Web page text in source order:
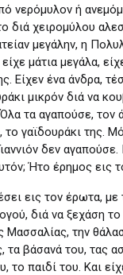
νερόμυλον ή
διά χειρομύλου
μεγάλην, η
μάτια μεγάλα,
Είχεν ένα άνδρα,
μικρόν διά να
τα αγαπούσε, τον
το γαϊδουράκι της.
δεν
Ήτο έρημος εις
εις τον έρωτα, με
διά να ξεχάση
Μασσαλίας, την
τα βάσανά του, τας
το παιδί του. Και